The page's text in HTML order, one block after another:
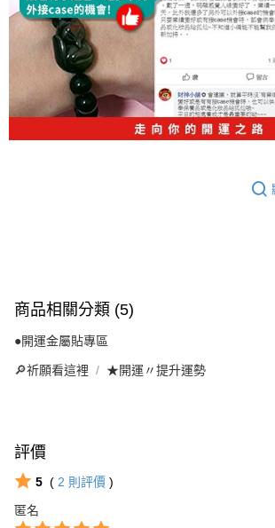
商品相關分類 (5)
●開運金屬貼專區
🔎祈願看這裡 ★開運〃提升運勢
評價
5 ( 2 則評價 )
匿名